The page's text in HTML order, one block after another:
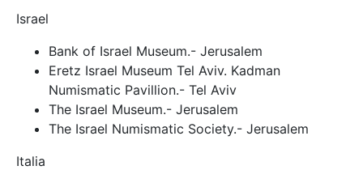
Israel
Bank of Israel Museum.- Jerusalem
Eretz Israel Museum Tel Aviv. Kadman
Numismatic Pavillion.- Tel Aviv
The Israel Museum.- Jerusalem
The Israel Numismatic Society.- Jerusalem
Italia